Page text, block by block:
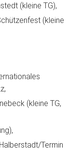
(kleine TG),
(kleine
(kleine TG,
Termin